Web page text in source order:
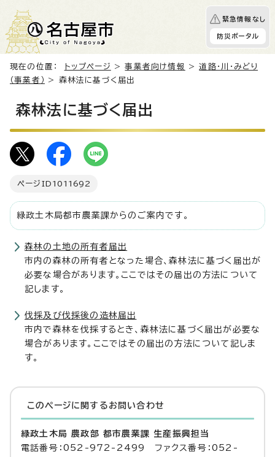
緊急情報なし
防災ポータル
現在の位置： トップページ >事業者向け情報 >道路・川・みどり
（事業者）
> 森林法に基づく届出
森林法に基づく届出
ページID 1011692
緑政土木局都市農業課からのご案内です。
森林の土地の所有者届出
市内の森林の所有者となった場合、森林法に基づく届出が
必要な場合があります。ここではその届出の方法について
記します。
伐採及び伐採後の造林届出
市内で森林を伐採するとき、森林法に基づく届出が必要な
場合があります。ここではその届出の方法について記しま
す。
このページに関する お問い合わせ
緑政土木局 農政部 都市農業課 生産振興担当
電話番号：052-972-2499 ファクス番号：052-